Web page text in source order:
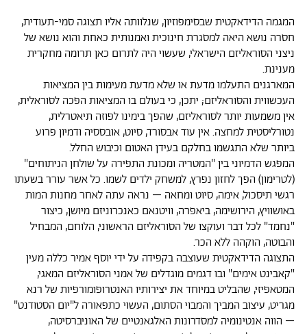
המגמה הדידאקטית שבסימפוזיון, שנלוותה אליו תצוגה סמי-תעודית,
חסרה נושא היאה למסגרת חינוכית ואמנותית כאחת והוא נושא של
ניצני הסוראליזם הישראלי, שעשוי היה לתרום כאן תרומה מחקרית
מענינת.
המארגנים התעלמו מדעת או שלא מדעת מעימות בין המציאות
העכשווית והסוראליזם; יתכן, כי בעולם בו המציאות הפכה לסוראלית,
אין משמעות יותר לסוראליזם, שהפך בימינו לפוזה תיאטרלית,
נטורליסטית למחצה. אין עוד אבסורד, סיוט, אובססיה ודמיון פרוע
ביותר שלא התגשמו בחלקם בעידן האטום וכיבוש החלל.
המפגש הדמיוני בין "המטריה ומכונת התפירה על שולחן הניתוחים"
(לטרימון) הפך לחזון נפרץ, למשחק ילדים לשמו. כל אשר עורר בשעתו
רגשי תיסכול, אימה, סיוט ומחאה – נראה עתה לאחר מחנות המות
באושוויץ, הירושימה, ביאפרה, וויטנאם כאנכרוניזם מיושן, כיצור
"נחמד" לכל דבר ועוקצו של הסוראליזם הראשוני, הלוחם, המבחיל
והבוטה, הוקהה ללא הכר.
התצוגה הדידאקטית שעוצבה בקפידה על ידי יוסף אמיר כללה מעין
"קאבינט אימים" ובו דגמים מוגדלים של אמני הסוראליזם המאגי,
המטאפיזי, שהבליט במיוחד את יצירותיו האנטרופומורפיות של רנא
מגריט, עיצוב המביך והמבוי הסתום, העשוי כתפאורה ל"יום הסטודנט"
– הווה אנטינומיה למסדרונות האלגאנטיים של האוניברסיטה,